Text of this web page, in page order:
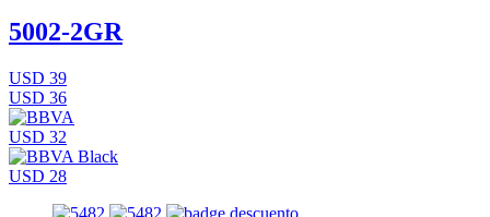
5002-2GR
USD 39
USD 36
USD 32
USD 28